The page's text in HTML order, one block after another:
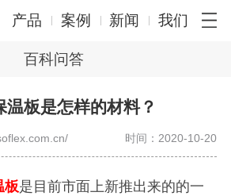
产品 案例 新闻 我们
百科问答
温板是怎样的材料？
时间：2020-10-20
板是目前市面上新推出来的的一